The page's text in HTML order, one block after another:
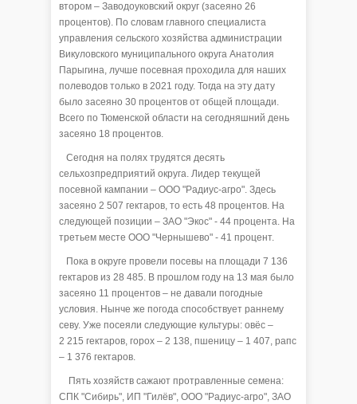
втором – Заводоуковский округ (засеяно 26
процентов). По словам главного специалиста
управления сельского хозяйства администрации
Викуловского муниципального округа Анатолия
Парыгина, лучше посевная проходила для наших
полеводов только в 2021 году. Тогда на эту дату
было засеяно 30 процентов от общей площади.
Всего по Тюменской области на сегодняшний день
засеяно 18 процентов.
Сегодня на полях трудятся десять
сельхозпредприятий округа. Лидер текущей
посевной кампании – ООО "Радиус-агро". Здесь
засеяно 2 507 гектаров, то есть 48 процентов. На
следующей позиции – ЗАО "Экос" - 44 процента. На
третьем месте ООО "Чернышево" - 41 процент.
Пока в округе провели посевы на площади 7 136
гектаров из 28 485. В прошлом году на 13 мая было
засеяно 11 процентов – не давали погодные
условия. Нынче же погода способствует раннему
севу. Уже посеяли следующие культуры: овёс –
2 215 гектаров, горох – 2 138, пшеницу – 1 407, рапс
– 1 376 гектаров.
Пять хозяйств сажают протравленные семена:
СПК "Сибирь", ИП "Гилёв", ООО "Радиус-агро", ЗАО